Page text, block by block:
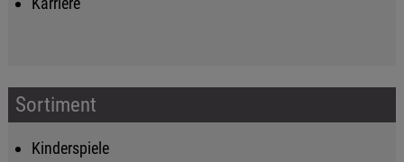
Sortiment
Kinderspiele